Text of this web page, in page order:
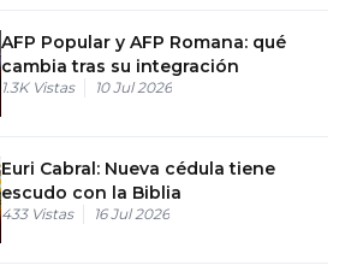
AFP Popular y AFP Romana: qué
cambia tras su integración
1.3K Vistas 10 Jul 2026
Euri Cabral: Nueva cédula tiene
escudo con la Biblia
433 Vistas 16 Jul 2026